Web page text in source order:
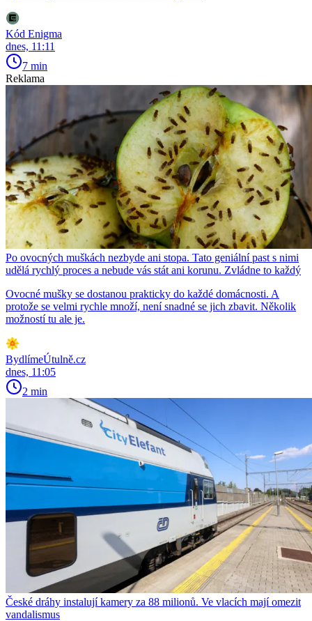
Kód Enigma
dnes, 11:11
7 min
Reklama
Po ovocných muškách nezbyde ani stopa. Tato geniální past s nimi
udělá rychlý proces a nebude vás stát ani korunu. Zvládne to každý
Ovocné mušky se dostanou prakticky do každé domácnosti. A
protože se velmi rychle množí, není snadné se jich zbavit. Několik
možností tu ale je.
BydlímeÚtulně.cz
dnes, 11:05
2 min
České dráhy instalují kamery za 88 milionů. Ve vlacích mají omezit
vandalismus